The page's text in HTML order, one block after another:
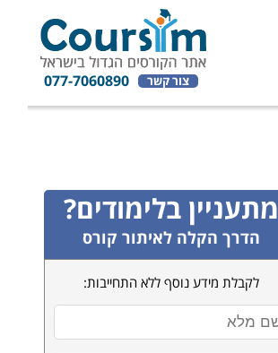
צור קשר 077-7060890
מתעניין בלימודים?
הדרך הקלה לאיתור קורס
לקבלת מידע נוסף ללא התחייבות: